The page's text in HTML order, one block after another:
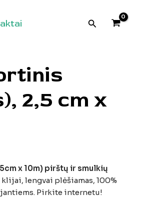
Paieška
2,5 cm x
x 10m) pirštų ir smulkių
lengvai plėšiamas, 100%
Pirkite internetu!